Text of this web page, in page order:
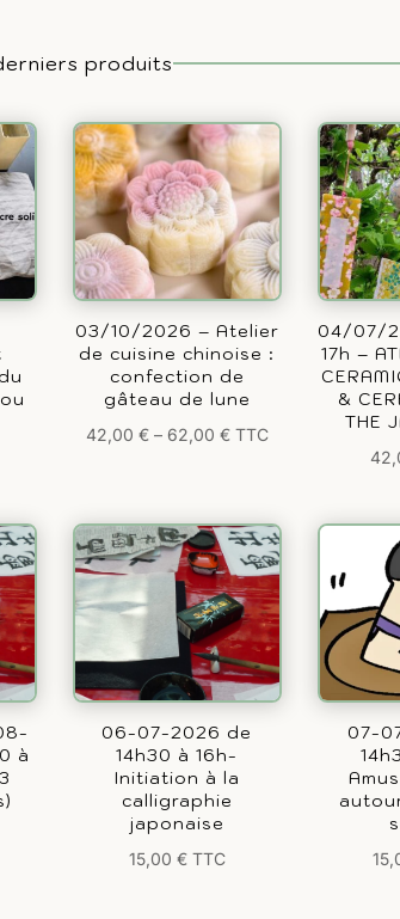
produits
03/10/2026 – Atelier
de cuisine chinoise :
confection de
gâteau de lune
42,00 €– 62,00 € TTC
04/07/
17h –
&
THE
à
06-07-2026 de
14h30 à 16h-
Initiation à la
calligraphie
japonaise
15,00 € TTC
07-